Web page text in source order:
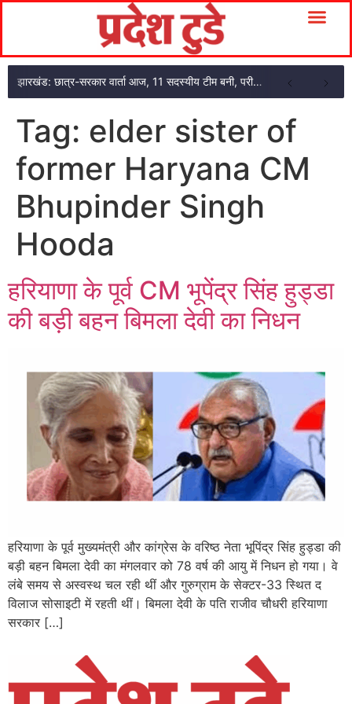
झारखंड: छात्र-सरकार वार्ता आज, 11 सदस्यीय टीम बनी, परीक्षा एजेंसी का अकाउंटेंट गिरफ्तार
Tag: elder sister of
former Haryana CM
Bhupinder Singh
Hooda
हरियाणा के पूर्व CM भूपेंद्र सिंह हुड्डा
की बड़ी बहन बिमला देवी का निधन
हरियाणा के पूर्व मुख्यमंत्री और कांग्रेस के वरिष्ठ नेता भूपिंद्र सिंह हुड्डा की
बड़ी बहन बिमला देवी का मंगलवार को 78 वर्ष की आयु में निधन हो गया। वे
लंबे समय से अस्वस्थ चल रही थीं और गुरुग्राम के सेक्टर-33 स्थित द
विलाज सोसाइटी में रहती थीं। बिमला देवी के पति राजीव चौधरी हरियाणा
सरकार […]